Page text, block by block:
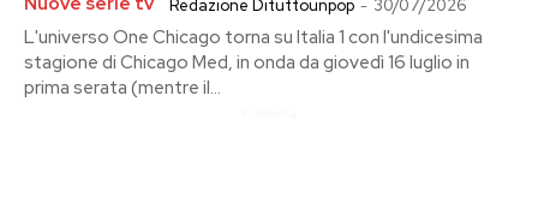
Redazione Dituttounpop - 30/07/2026
L'universo One Chicago torna su Italia 1 con l'undicesima
stagione di Chicago Med, in onda da giovedì 16 luglio in
prima serata (mentre il...